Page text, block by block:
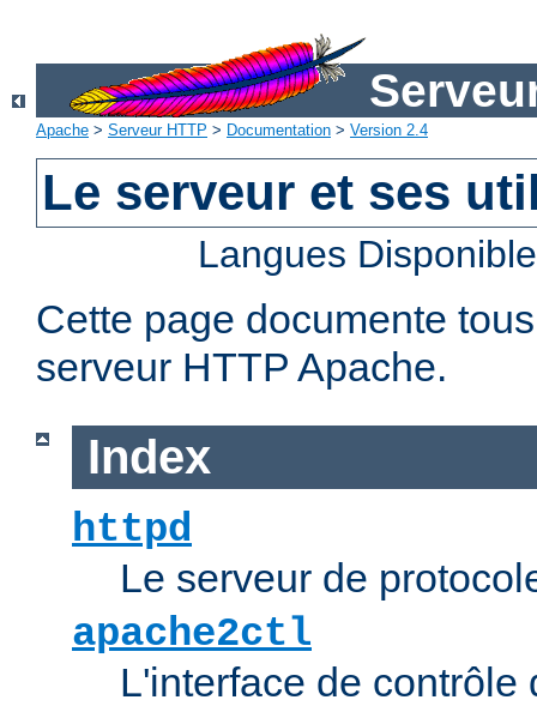
Apache > Serveur HTTP > Documentation > Version 2.4
Le serveur et ses
Langues
Cette page documente
serveur HTTP Apache.
Index
httpd
Le serveur de
apache2ctl
L'interface de contrôle